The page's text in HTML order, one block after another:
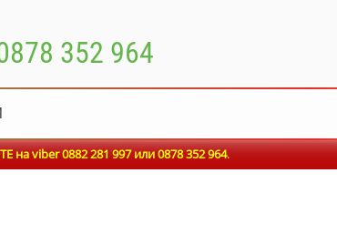
352 964
на viber 0882 281 997 или0878 352 964.